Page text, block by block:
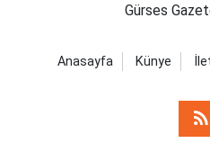
Gürses
Anasayfa Künye